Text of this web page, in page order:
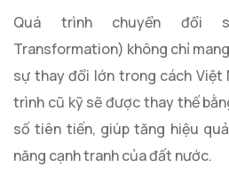
Quá trình chuyển đổi
Transformation) không chỉ
sự thay đổi lớn trong cách Việt
trình cũ kỹ sẽ được thay thế
số tiên tiến, giúp tăng hiệu
năng cạnh tranh của đất nước.